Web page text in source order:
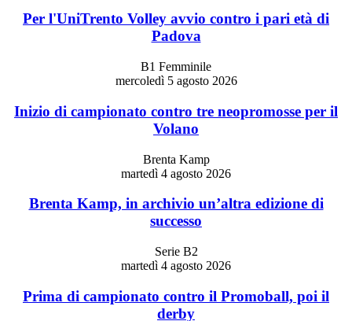
Per l'UniTrento Volley avvio contro i pari età di
Padova
B1 Femminile
mercoledì 5 agosto 2026
Inizio di campionato contro tre neopromosse per il
Volano
Brenta Kamp
martedì 4 agosto 2026
Brenta Kamp, in archivio un’altra edizione di
successo
Serie B2
martedì 4 agosto 2026
Prima di campionato contro il Promoball, poi il
derby